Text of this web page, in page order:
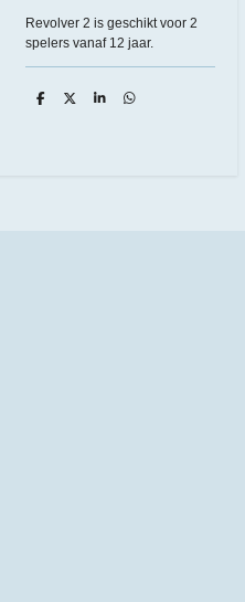
Revolver 2 is geschikt voor 2
spelers vanaf 12 jaar.
D
D
S
D